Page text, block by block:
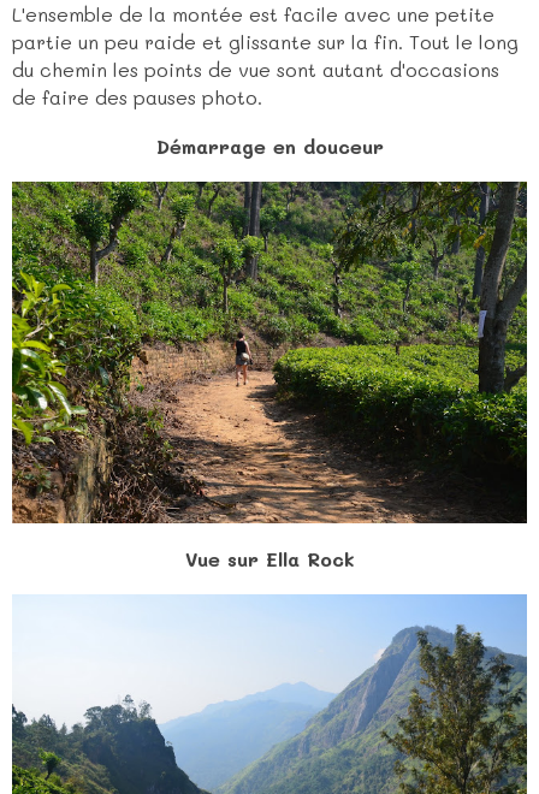
L'ensemble de la montée est facile avec une petite
partie un peu raide et glissante sur la fin. Tout le long
du chemin les points de vue sont autant d'occasions
de faire des pauses photo.
Démarrage en douceur
Vue sur Ella Rock